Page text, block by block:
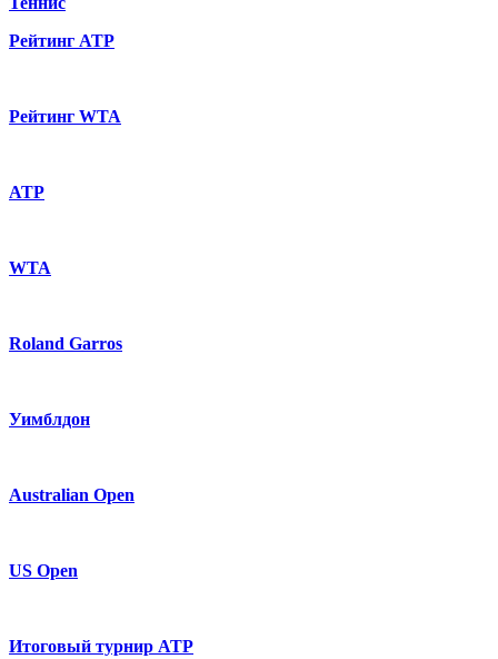
Рейтинг ATP
Рейтинг WTA
ATP
WTA
Roland Garros
Уимблдон
Australian Open
US Open
Итоговый турнир ATP